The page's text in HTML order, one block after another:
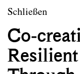
zum Inhalt springen
Leitbild
Schließen
Co-